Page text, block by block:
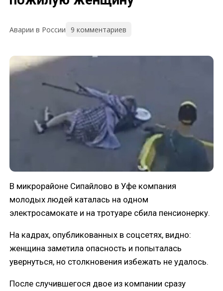
Аварии в России 9 комментариев
В микрорайоне Сипайлово в Уфе компания
молодых людей каталась на одном
электросамокате и на тротуаре сбила пенсионерку.
На кадрах, опубликованных в соцсетях, видно:
женщина заметила опасность и попыталась
увернуться, но столкновения избежать не удалось.
После случившегося двое из компании сразу